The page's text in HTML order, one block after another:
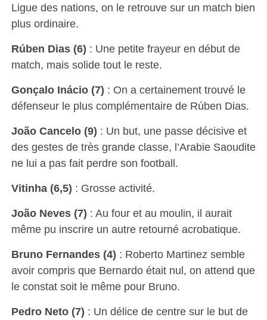
Ligue des nations, on le retrouve sur un match bien
plus ordinaire.
Rúben Dias (6) : Une petite frayeur en début de
match, mais solide tout le reste.
Gonçalo Inácio (7) : On a certainement trouvé le
défenseur le plus complémentaire de Rúben Dias.
João Cancelo (9) : Un but, une passe décisive et
des gestes de très grande classe, l’Arabie Saoudite
ne lui a pas fait perdre son football.
Vitinha (6,5) : Grosse activité.
João Neves (7) : Au four et au moulin, il aurait
même pu inscrire un autre retourné acrobatique.
Bruno Fernandes (4) : Roberto Martinez semble
avoir compris que Bernardo était nul, on attend que
le constat soit le même pour Bruno.
Pedro Neto (7) : Un délice de centre sur le but de